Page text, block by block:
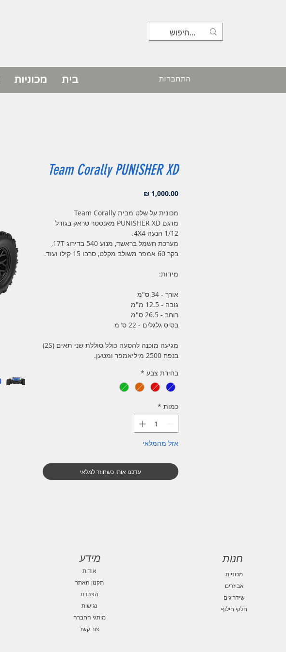
בית מכוניות התחברות
Team Corally PUNISHER XD
מכונית על שלט מבית Team Corally
מדגם PUNISHER XD מאנסטר טראק בגודל
1/12 הנעה 4X4.
מערכת חשמל בראשד, מנוע 540 בדירוג 17T,
בקר 60 אמפר משולב מקלט, סרבו 15 קילו ועוד.
מידות:
אורך - 34 ס"מ
גובה - 12.5 מ"מ
רוחב - 26.5 ס"מ
בסיס גלגלים - 22 ס"מ
מגיעה מוכנה להסעה כולל סוללת שני תאים (2S)
בנפח 2500 מיליאמפר ומטען.
בחירת צבע *
כמות *
אזל מהמלאי
עדכנו אותי כשחוזר למלאי
מידע
אודות
תקנון האתר
הצהרת
נגישות
מותגי החברה
צור קשר
חנות
מכוניות
אביזרים
שידרוגים
חלקי חילוף